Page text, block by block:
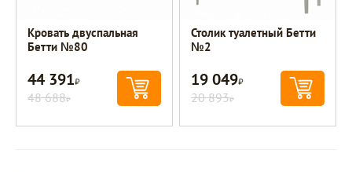
Кровать двуспальная
Бетти №80
44 391Р
48 688Р
Столик туалетный Бетти
№2
19 049Р
20 893Р